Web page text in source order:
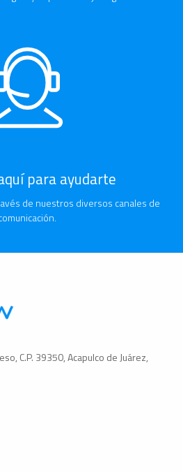
para ayudarte
de nuestros diversos canales de
C.P. 39350, Acapulco de Juárez,